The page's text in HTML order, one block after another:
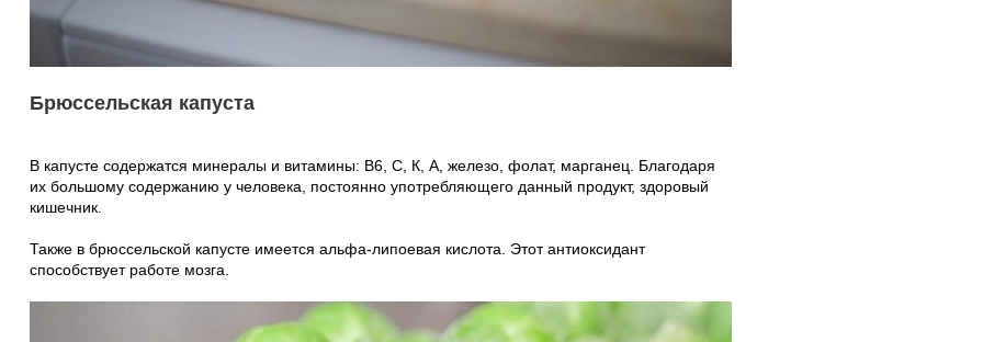
Брюссельская капуста
В капусте содержатся минералы и витамины: В6, С, К, А, железо, фолат, марганец. Благодаря
их большому содержанию у человека, постоянно употребляющего данный продукт, здоровый
кишечник.
Также в брюссельской капусте имеется альфа-липоевая кислота. Этот антиоксидант
способствует работе мозга.